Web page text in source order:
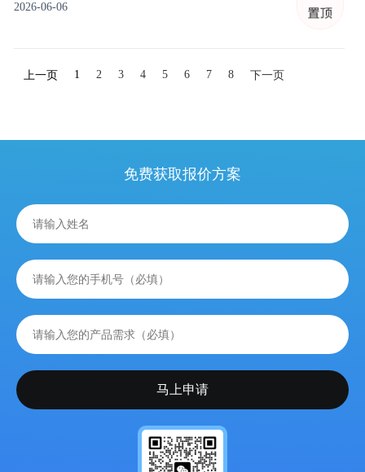
2026-06-06
上一页 1 2 3 4 5 6 7 8 下一页
免费获取报价方案